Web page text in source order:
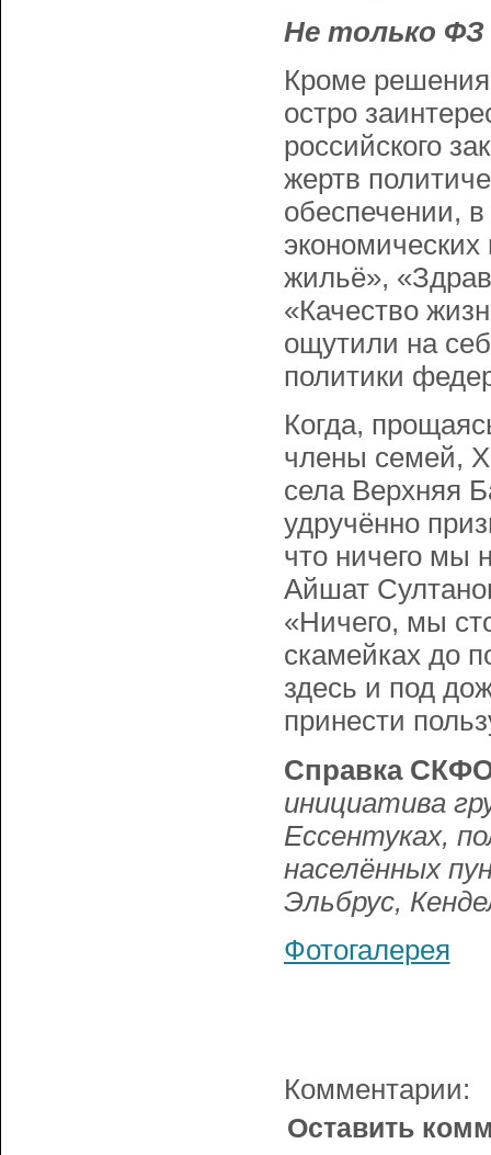
Не только
Кроме
остро
российского
жертв
обеспечении,
жильё»,
«Качество
ощутили на
политики
Когда,
члены семей,
села Верхняя
удручённо
что ничего мы
Айшат
«Ничего, мы
скамейках до
здесь и под
принести
Справка
инициатива
Ессентуках,
населённых
Эльбрус,
Фотогалерея
Комментарии:
Оставить